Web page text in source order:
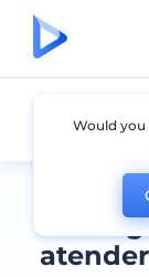
Todos
Would you